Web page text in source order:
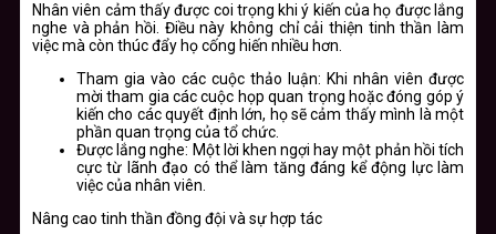
Nhân viên cảm thấy được coi trọng khi ý kiến của họ được lắng
nghe và phản hồi. Điều này không chỉ cải thiện tinh thần làm
việc mà còn thúc đẩy họ cống hiến nhiều hơn.
Tham gia vào các cuộc thảo luận: Khi nhân viên được
mời tham gia các cuộc họp quan trọng hoặc đóng góp ý
kiến cho các quyết định lớn, họ sẽ cảm thấy mình là một
phần quan trọng của tổ chức.
Được lắng nghe: Một lời khen ngợi hay một phản hồi tích
cực từ lãnh đạo có thể làm tăng đáng kể động lực làm
việc của nhân viên.
Nâng cao tinh thần đồng đội và sự hợp tác